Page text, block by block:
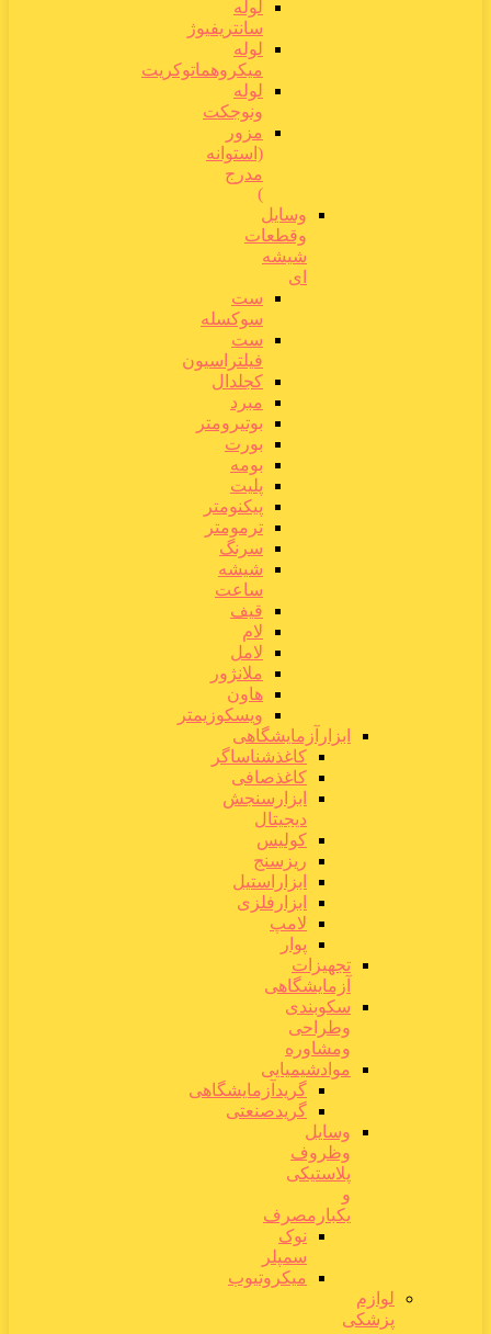
لوله
سانتریفیوژ
لوله
میکروهماتوکریت
لوله
ونوجکت
مزور
(استوانه
مدرج
)
وسایل
وقطعات
شیشه
ای
ست
سوکسله
ست
فیلتراسیون
کجلدال
مبرد
بوتیرومتر
بورت
بومه
پلیت
پیکنومتر
ترمومتر
سرنگ
شیشه
ساعت
قیف
لام
لامل
ملانژور
هاون
ویسکوزیمتر
ابزارآزمایشگاهی
کاغذشناساگر
کاغذصافی
ابزارسنجش
دیجیتال
کولیس
ریزسنج
ابزاراستیل
ابزارفلزی
لامپ
پوار
تجهیزات
آزمایشگاهی
سکوبندی
وطراحی
ومشاوره
موادشیمیایی
گریدآزمایشگاهی
گریدصنعتی
وسایل
وظروف
پلاستیکی
و
یکبارمصرف
نوک
سمپلر
میکروتیوب
لوازم
پزشکی